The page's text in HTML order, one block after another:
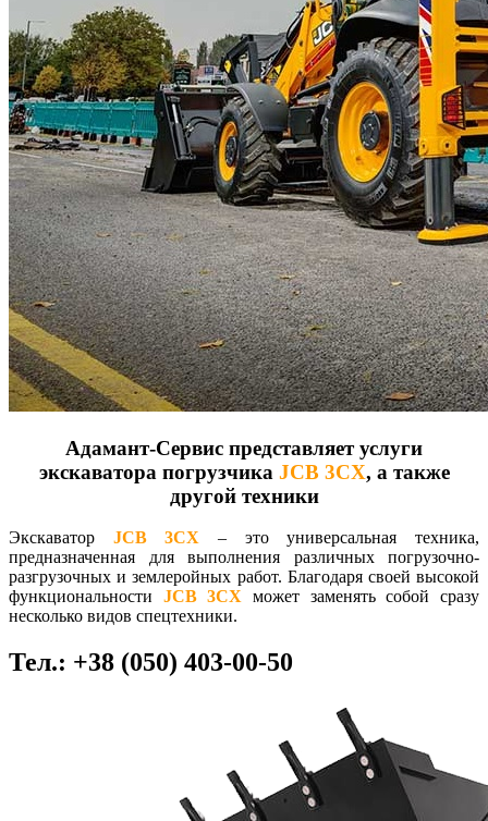
Адамант-Сервис представляет услуги
экскаватора погрузчика JCB 3CX, а также
другой техники
Экскаватор JCB 3CX – это универсальная техника,
предназначенная для выполнения различных погрузочно-
разгрузочных и землеройных работ. Благодаря своей высокой
функциональности JCB 3CX
может заменять собой сразу
несколько видов спецтехники.
Тел.: +38 (050) 403-00-50